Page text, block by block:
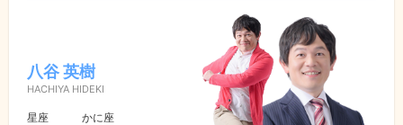
八谷 英樹
HACHIYA HIDEKI
星座
かに座